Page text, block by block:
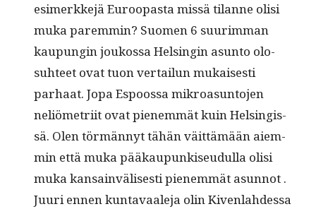
esimerkke­jä Euroopas­ta mis­sä tilanne olisi
muka parem­min? Suomen 6 suurim­man
kaupun­gin joukos­sa Helsin­gin asun­to olo­
suh­teet ovat tuon ver­tailun mukaises­ti
parhaat. Jopa Espoos­sa mikroa­sun­to­jen
neliömetri­it ovat pienem­mät kuin Helsingis­
sä. Olen tör­män­nyt tähän väit­tämään aiem­
min että muka pääkaupunkiseudul­la olisi
muka kan­sain­välis­es­ti pienem­mät asun­not .
Juuri ennen kun­tavaale­ja olin Kiven­lahdessa